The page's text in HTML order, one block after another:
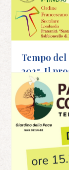
Tempo
2025. Il
29 Agosto
SCOPRI